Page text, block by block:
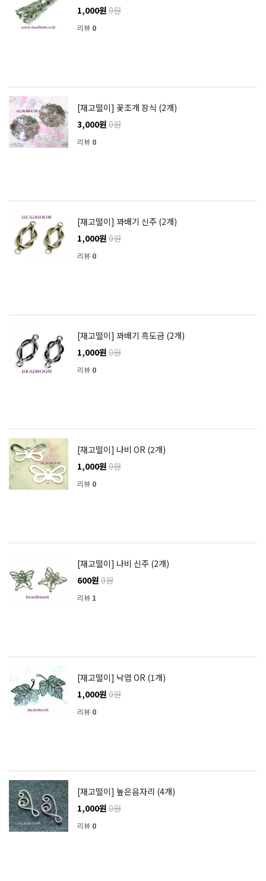
1,000원 0원
리뷰 0
[재고떨이] 꽃조개 장식 (2개)
3,000원 0원
리뷰 0
[재고떨이] 꽈배기 신주 (2개)
1,000원 0원
리뷰 0
[재고떨이] 꽈배기 흑도금 (2개)
1,000원 0원
리뷰 0
[재고떨이] 나비 OR (2개)
1,000원 0원
리뷰 0
[재고떨이] 나비 신주 (2개)
600원 0원
리뷰 1
[재고떨이] 낙엽 OR (1개)
1,000원 0원
리뷰 0
[재고떨이] 높은음자리 (4개)
1,000원 0원
리뷰 0